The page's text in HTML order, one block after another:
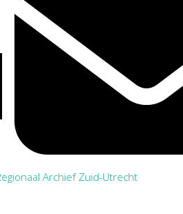
Archief Zuid-Utrecht